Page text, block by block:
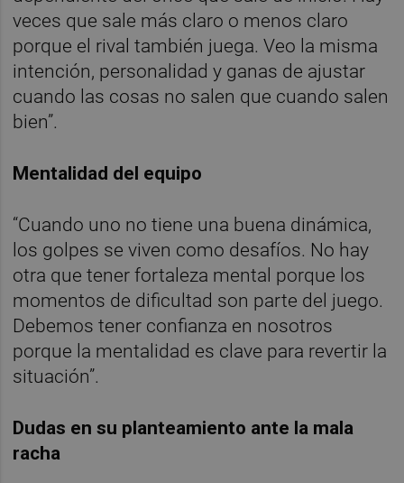
veces que sale más claro o menos claro
porque el rival también juega. Veo la misma
intención, personalidad y ganas de ajustar
cuando las cosas no salen que cuando salen
bien”.
Mentalidad del equipo
“Cuando uno no tiene una buena dinámica,
los golpes se viven como desafíos. No hay
otra que tener fortaleza mental porque los
momentos de dificultad son parte del juego.
Debemos tener confianza en nosotros
porque la mentalidad es clave para revertir la
situación”.
Dudas en su planteamiento ante la mala
racha